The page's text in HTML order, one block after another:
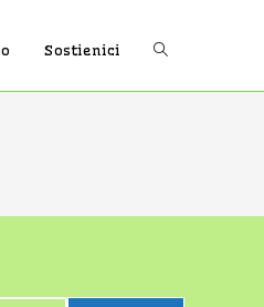
Sostienici Attiva/
ricerca
sul